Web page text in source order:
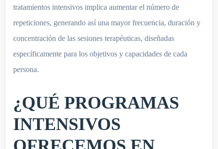
tratamientos intensivos implica aumentar el número de
repeticiones, generando así una mayor frecuencia, duración y
concentración de las sesiones terapéuticas, diseñadas
específicamente para los objetivos y capacidades de cada
persona.
¿QUÉ PROGRAMAS
INTENSIVOS